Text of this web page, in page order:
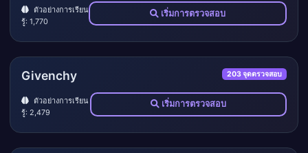
ตัวอย่างการเรียน
รู้: 1,770
เริ่มการตรวจสอบ
Givenchy 203 จุดตรวจสอบ
ตัวอย่างการเรียน
รู้: 2,479
เริ่มการตรวจสอบ